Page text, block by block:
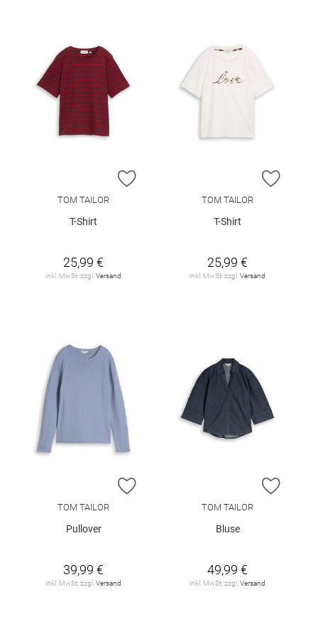
ZUR WUNSCHLISTE HINZUFÜGEN
TOM TAILOR
T-Shirt
25,99 €
inkl. MwSt. zzgl.Versand
ZUR
TOM TAILOR
T-Shirt
25,99 €
inkl. MwSt. zzgl.Versand
ZUR WUNSCHLISTE HINZUFÜGEN
TOM TAILOR
Pullover
39,99 €
inkl. MwSt. zzgl.Versand
ZUR
TOM TAILOR
Bluse
49,99 €
inkl. MwSt. zzgl.Versand